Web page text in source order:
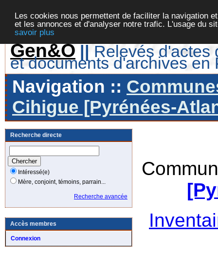
Les cookies nous permettent de faciliter la navigation
et les annonces et d'analyser notre trafic. L'usage du
savoir plus
Gen&O || Relevés d'actes
et documents d'archives en
Navigation ::
Cihigue [Pyrénées-
Recherche directe
Intéressé(e)
Mère, conjoint, témoins, parrain...
Recherche avancée
Accès membres
Connexion